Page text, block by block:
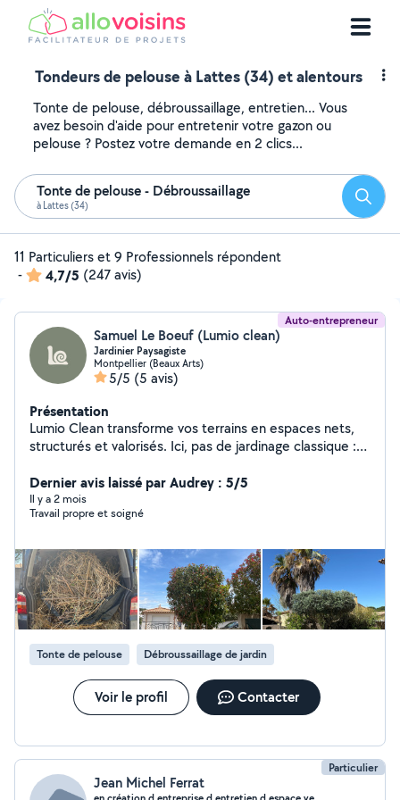
Tondeurs de pelouse à Lattes (34) et alentours
Tonte de pelouse, débroussaillage, entretien... Vous
avez besoin d'aide pour entretenir votre gazon ou
pelouse ? Postez votre demande en 2 clics...
Tonte de pelouse - Débroussaillage
à Lattes (34)
11 Particuliers et 9 Professionnels répondent
-
4,7/5 (247 avis)
Auto-entrepreneur
Samuel Le Boeuf (Lumio clean)
Jardinier Paysagiste
Montpellier (Beaux Arts)
5/5 (5 avis)
Présentation
Lumio Clean transforme vos terrains en espaces nets,
structurés et valorisés. Ici, pas de jardinage classique :
visuel clair, propre et durable. Terrains envahis,
extérieurs négligés, zones laissées à l'abandon nous
reprenons le contrôle pour redonner forme et lisibilité à
un véritable espace de vie. Envoyez-nous votre terrain,
on vous montre ce qu'il peut devenir. Instagram :
@lumio.clean
Dernier avis laissé par Audrey : 5/5
Il y a 2 mois
Travail propre et soigné
Tonte de pelouse Débroussaillage de jardin
Voir le profil Contacter
Particulier
Jean Michel Ferrat